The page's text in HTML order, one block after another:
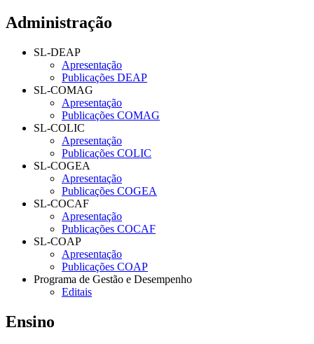
Administração
SL-DEAP
Apresentação
Publicações DEAP
SL-COMAG
Apresentação
Publicações COMAG
SL-COLIC
Apresentação
Publicações COLIC
SL-COGEA
Apresentação
Publicações COGEA
SL-COCAF
Apresentação
Publicações COCAF
SL-COAP
Apresentação
Publicações COAP
Programa de Gestão e Desempenho
Editais
Ensino